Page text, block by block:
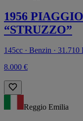
1956
“STRUZZO”
145cc · Benzin ·
8.000 €
Reggio Emilia